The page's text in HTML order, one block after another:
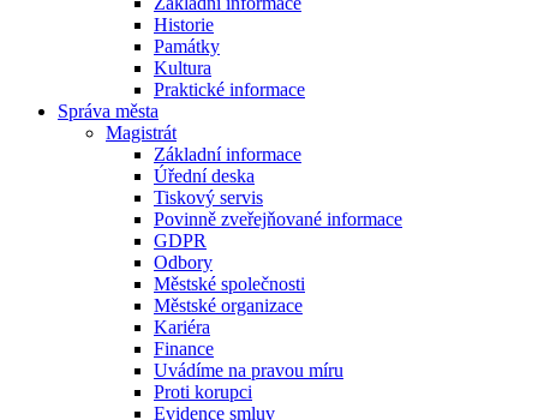
Historie
Památky
Kultura
Praktické informace
Správa města
Magistrát
Základní informace
Úřední deska
Tiskový servis
Povinně zveřejňované informace
GDPR
Odbory
Městské společnosti
Městské organizace
Kariéra
Finance
Uvádíme na pravou míru
Proti korupci
Evidence smluv